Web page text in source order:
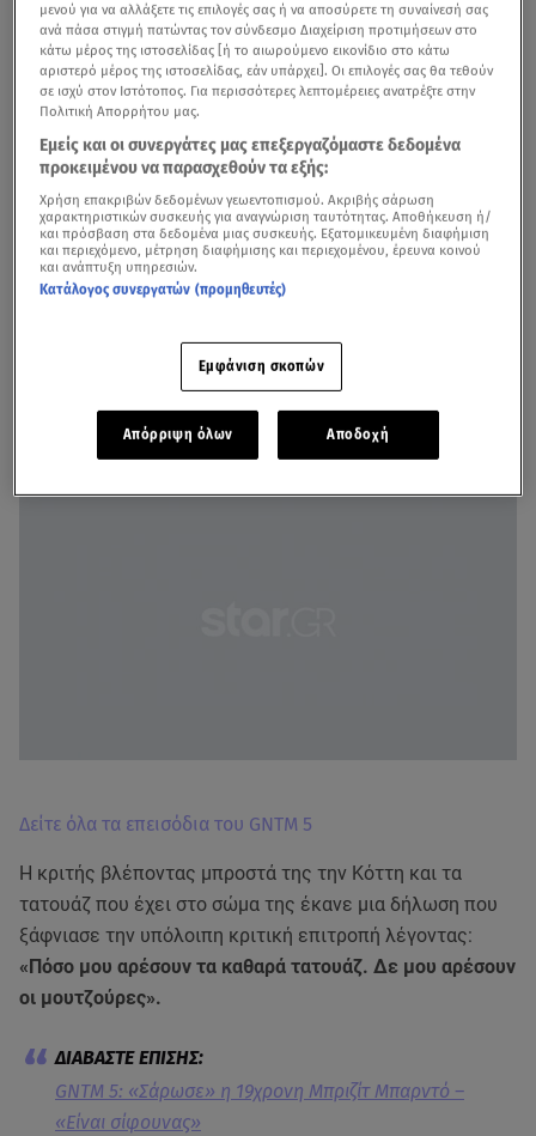
Πολλές φορές ηΒίκυ Καγιάέχει δηλώσει ανοιχτά πως
δεν της αρέσουν τα τατουάζ, μιας και προτιμά τον…
GNTM 5- Η on air αδιαθεσία της Καγιά: «Έχω ένα θέμα.
Συγγνώμη παιδιά»
Δείτε όλα τα επεισόδια του GNTM 5
Η κριτής βλέποντας μπροστά της την Κόττη και τα
τατουάζ που έχει στο σώμα της έκανε μια δήλωση που
ξάφνιασε την υπόλοιπη κριτική επιτροπή λέγοντας:
«Πόσο μου αρέσουν τα καθαρά τατουάζ. Δε μου αρέσουν
οι μουτζούρες».
GNTM 5: «Σάρωσε» η 19χρονη Μπριζίτ Μπαρντό –
«Είναι σίφουνας»
μενού για να αλλάξετε τις επιλογές σας ή να αποσύρετε τη συναίνεσή σας
ανά πάσα στιγμή πατώντας τον σύνδεσμο Διαχείριση προτιμήσεων στο
κάτω μέρος της ιστοσελίδας [ή το αιωρούμενο εικονίδιο στο κάτω
αριστερό μέρος της ιστοσελίδας, εάν υπάρχει]. Οι επιλογές σας θα τεθούν
σε ισχύ στον Ιστότοπος. Για περισσότερες λεπτομέρειες ανατρέξτε στην
Πολιτική Απορρήτου μας.
Εμείς και οι συνεργάτες μας επεξεργαζόμαστε δεδομένα
προκειμένου να παρασχεθούν τα εξής:
Χρήση επακριβών δεδομένων γεωεντοπισμού. Ακριβής σάρωση
χαρακτηριστικών συσκευής για αναγνώριση ταυτότητας. Αποθήκευση ή/
και πρόσβαση στα δεδομένα μιας συσκευής. Εξατομικευμένη διαφήμιση
και περιεχόμενο, μέτρηση διαφήμισης και περιεχομένου, έρευνα κοινού
και ανάπτυξη υπηρεσιών.
Κατάλογος συνεργατών (προμηθευτές)
Εμφάνιση σκοπών
Απόρριψη όλων Αποδοχή